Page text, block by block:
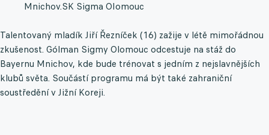
Mnichov.SK Sigma OIomouc
Talentovaný mladík Jiří Řezníček (16) zažije v létě mimořádnou
zkušenost. Gólman Sigmy Olomouc odcestuje na stáž do
Bayernu Mnichov, kde bude trénovat s jedním z nejslavnějších
klubů světa. Součástí programu má být také zahraniční
soustředění v Jižní Koreji.